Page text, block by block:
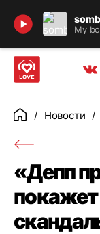
My
Найти
ГлавнаяНовости
«Депп